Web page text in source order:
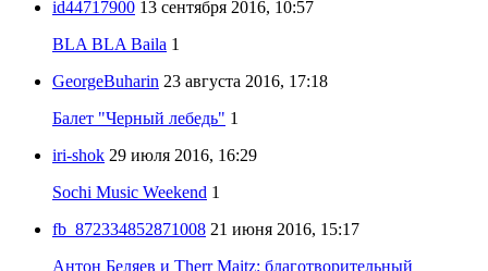
id44717900 13 сентября 2016, 10:57
BLA BLA Baila 1
GeorgeBuharin 23 августа 2016, 17:18
Балет "Черный лебедь" 1
iri-shok 29 июля 2016, 16:29
Sochi Music Weekend 1
fb_872334852871008 21 июня 2016, 15:17
Антон Беляев и Therr Maitz: благотворительный